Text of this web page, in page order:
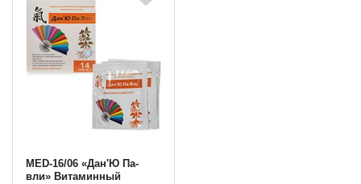
MED-16/06 «Дан'Ю Па-
вли» Витаминный